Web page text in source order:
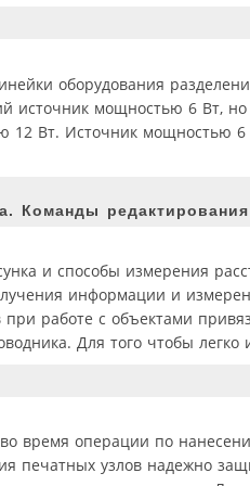
оборудования
источник мощностью 6 Вт, но
Вт. Источник мощностью 6
Команды редактирования
и способы измерения
информации и
при работе с объектами
Для того чтобы легко
время операции по
печатных узлов надежно